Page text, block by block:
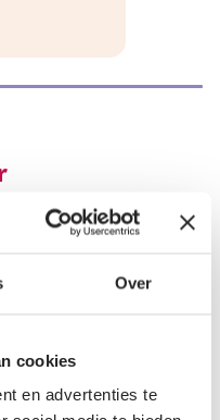
Over
cookies
en advertenties te
te bestellen. Een